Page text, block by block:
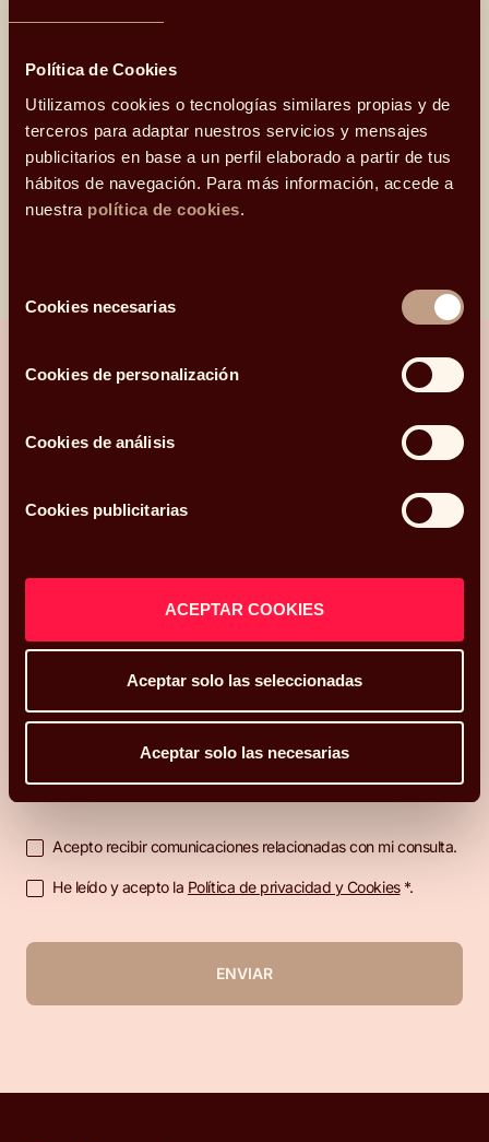
Política de Cookies
Utilizamos cookies o tecnologías similares propias y de
terceros para adaptar nuestros servicios y mensajes
publicitarios en base a un perfil elaborado a partir de tus
hábitos de navegación. Para más información, accede a
nuestra política de cookies.
deCookies necesarias
Cookies de personalización
Cookies de análisis
Cookies publicitarias
ACEPTAR COOKIES
Aceptar solo las seleccionadas
Aceptar solo las necesarias
‘Ahora, ahorra’ con Carlos Rodríguez, José
Ramón Iturriaga y Santiago Satrústegui
claridad.
y mi correo electrónico
.Podéis
.Mi código postal es
y os he conocido
Acepto recibir comunicaciones relacionadas con mi consulta.
He leído y acepto la Política de privacidad y Cookies*.
ENVIAR